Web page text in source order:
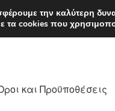
7 EUR
και Προϋποθέσεις
την καλύτερη
τα cookies που